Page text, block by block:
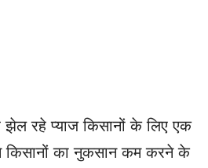
झेल रहे प्याज किसानों के लिए एक
किसानों का नुकसान कम करने के